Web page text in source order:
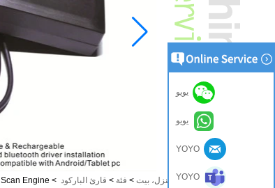
منزل، بيت > فئة > قارئ الباركود >
Scan Engine
يويو
يويو
YOYO
YOYO